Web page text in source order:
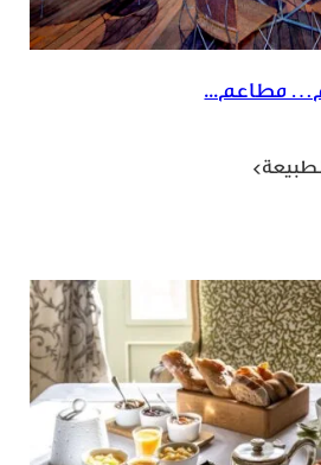
مطاعم...